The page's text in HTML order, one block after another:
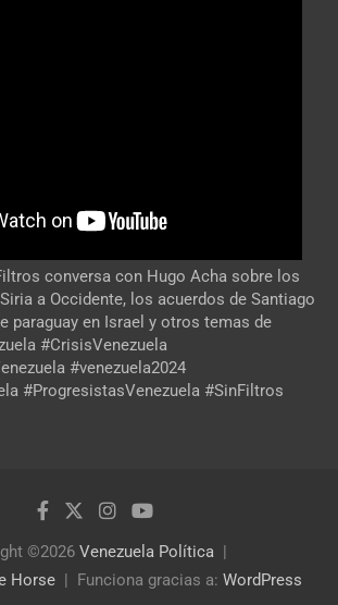
conversa con Hugo Acha sobre los
a Occidente, los acuerdos de Santiago
paraguay en Israel y otros temas de
#CrisisVenezuela
#venezuela2024
#ProgresistasVenezuela #SinFiltros
©2026 Venezuela Política
Horse Funciona gracias a: WordPress